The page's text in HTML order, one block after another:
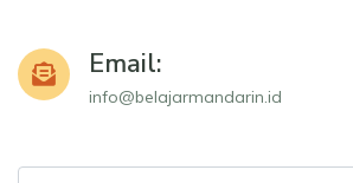
Email:
info@belajarmandarin.id